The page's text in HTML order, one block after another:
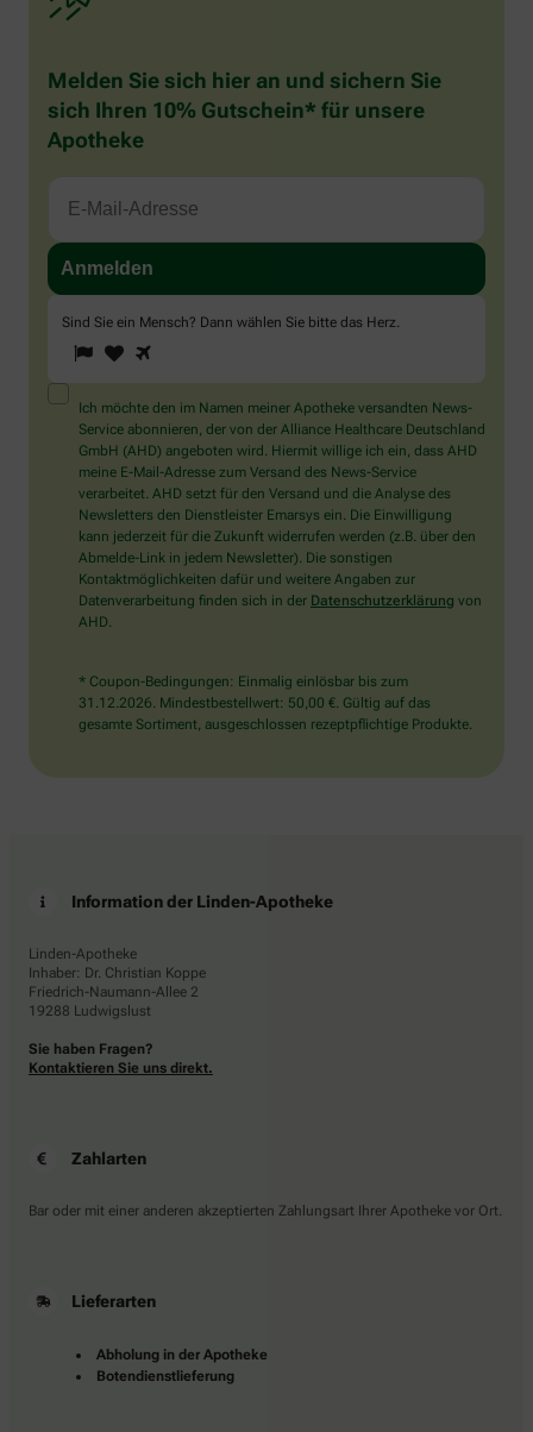
Melden Sie sich hier an und sichern Sie
sich Ihren 10% Gutschein* für unsere
Apotheke
Sind Sie ein Mensch? Dann wählen Sie bitte das Herz
Sind
Sie
ein
Mensch?
Dann
wählen
Sie
bitte
das
Herz.
1 2
Ich möchte den im Namen meiner Apotheke versandten News-
Service abonnieren, der von der Alliance Healthcare Deutschland
GmbH (AHD) angeboten wird. Hiermit willige ich ein, dass AHD
meine E-Mail-Adresse zum Versand des News-Service
verarbeitet. AHD setzt für den Versand und die Analyse des
Newsletters den Dienstleister Emarsys ein. Die Einwilligung
kann jederzeit für die Zukunft widerrufen werden (z.B. über den
Abmelde-Link in jedem Newsletter). Die sonstigen
Kontaktmöglichkeiten dafür und weitere Angaben zur
Datenverarbeitung finden sich in der Datenschutzerklärung von
AHD.
* Coupon-Bedingungen: Einmalig einlösbar bis zum
31.12.2026. Mindestbestellwert: 50,00 €. Gültig auf das
gesamte Sortiment, ausgeschlossen rezeptpflichtige Produkte.
Information der Linden-Apotheke
Linden-Apotheke
Inhaber: Dr. Christian Koppe
Friedrich-Naumann-Allee 2
19288 Ludwigslust
Sie haben Fragen?
Kontaktieren Sie uns direkt.
Zahlarten
Bar oder mit einer anderen akzeptierten Zahlungsart Ihrer Apotheke vor Ort.
Lieferarten
Abholung in der Apotheke
Botendienstlieferung